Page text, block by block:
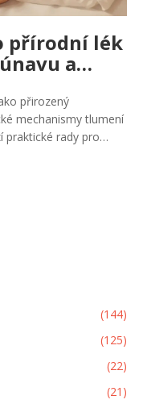
přírodní lék
a
přirozený
mechanismy tlumení
praktické rady pro
(144)
(125)
(22)
(21)